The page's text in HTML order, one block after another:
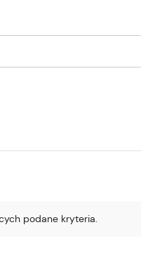
podane kryteria.